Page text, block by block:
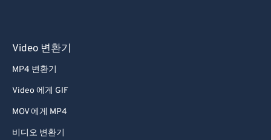
Video 변환기
MP4 변환기
Video 에게 GIF
MOV 에게 MP4
비디오 변환기